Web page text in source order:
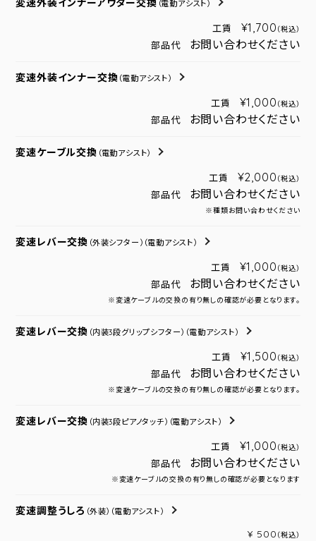
変速外装インナーアウター交換 （電動アシスト）
工賃 ¥1,700 （税込）
部品代 お問い合わせください
変速外装インナー交換 （電動アシスト）
工賃 ¥1,000 （税込）
部品代 お問い合わせください
変速ケーブル交換 （電動アシスト）
工賃 ¥2,000 （税込）
部品代 お問い合わせください
※種類お問い合わせください
変速レバー交換 （外装シフター） （電動アシスト）
工賃 ¥1,000 （税込）
部品代 お問い合わせください
※変速ケーブルの交換の有り無しの確認が必要となります。
変速レバー交換 （内装3段グリップシフター） （電動アシスト）
工賃 ¥1,500 （税込）
部品代 お問い合わせください
※変速ケーブルの交換の有り無しの確認が必要となります。
変速レバー交換 （内装3段ピアノタッチ） （電動アシスト）
工賃 ¥1,000 （税込）
部品代 お問い合わせください
※変速ケーブルの交換の有り無しの確認が必要となります
変速調整うしろ （外装） （電動アシスト）
¥ 500 （税込）